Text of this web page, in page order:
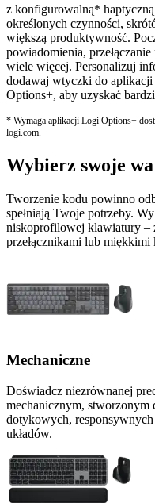
z konfigurowalną*
określonych czynności,
większą produktywność.
powiadomienia,
wiele więcej. Personalizuj
dodawaj wtyczki do
Options+, aby uzyskać
* Wymaga aplikacji Logi Options+
logi.com.
Wybierz swoje
Tworzenie kodu powinno
spełniają Twoje potrzeby.
niskoprofilowej klawiatury –
przełącznikami lub
Mechaniczne
Doświadcz niezrównanej
mechanicznym, stworzonym
dotykowych,
układów.